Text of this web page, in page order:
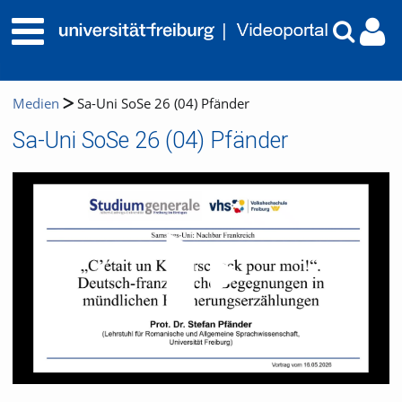
Medien Sa-Uni SoSe 26 (04) Pfänder
Sa-Uni SoSe 26 (04) Pfänder